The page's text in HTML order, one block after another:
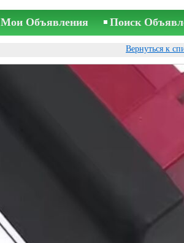
Мои Объявления Поиск
Вернуться к